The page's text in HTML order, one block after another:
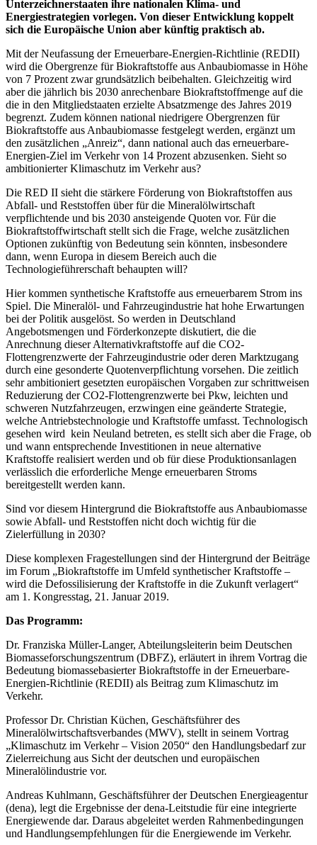
Unterzeichnerstaaten ihre nationalen Klima- und
Energiestrategien vorlegen. Von dieser Entwicklung koppelt
sich die Europäische Union aber künftig praktisch ab.
Mit der Neufassung der Erneuerbare-Energien-Richtlinie (REDII)
wird die Obergrenze für Biokraftstoffe aus Anbaubiomasse in Höhe
von 7 Prozent zwar grundsätzlich beibehalten. Gleichzeitig wird
aber die jährlich bis 2030 anrechenbare Biokraftstoffmenge auf die
die in den Mitgliedstaaten erzielte Absatzmenge des Jahres 2019
begrenzt. Zudem können national niedrigere Obergrenzen für
Biokraftstoffe aus Anbaubiomasse festgelegt werden, ergänzt um
den zusätzlichen „Anreiz“, dann national auch das erneuerbare-
Energien-Ziel im Verkehr von 14 Prozent abzusenken. Sieht so
ambitionierter Klimaschutz im Verkehr aus?
Die RED II sieht die stärkere Förderung von Biokraftstoffen aus
Abfall- und Reststoffen über für die Mineralölwirtschaft
verpflichtende und bis 2030 ansteigende Quoten vor. Für die
Biokraftstoffwirtschaft stellt sich die Frage, welche zusätzlichen
Optionen zukünftig von Bedeutung sein könnten, insbesondere
dann, wenn Europa in diesem Bereich auch die
Technologieführerschaft behaupten will?
Hier kommen synthetische Kraftstoffe aus erneuerbarem Strom ins
Spiel. Die Mineralöl- und Fahrzeugindustrie hat hohe Erwartungen
bei der Politik ausgelöst. So werden in Deutschland
Angebotsmengen und Förderkonzepte diskutiert, die die
Anrechnung dieser Alternativkraftstoffe auf die CO2-
Flottengrenzwerte der Fahrzeugindustrie oder deren Marktzugang
durch eine gesonderte Quotenverpflichtung vorsehen. Die zeitlich
sehr ambitioniert gesetzten europäischen Vorgaben zur schrittweisen
Reduzierung der CO2-Flottengrenzwerte bei Pkw, leichten und
schweren Nutzfahrzeugen, erzwingen eine geänderte Strategie,
welche Antriebstechnologie und Kraftstoffe umfasst. Technologisch
gesehen wird kein Neuland betreten, es stellt sich aber die Frage, ob
und wann entsprechende Investitionen in neue alternative
Kraftstoffe realisiert werden und ob für diese Produktionsanlagen
verlässlich die erforderliche Menge erneuerbaren Stroms
bereitgestellt werden kann.
Sind vor diesem Hintergrund die Biokraftstoffe aus Anbaubiomasse
sowie Abfall- und Reststoffen nicht doch wichtig für die
Zielerfüllung in 2030?
Diese komplexen Fragestellungen sind der Hintergrund der Beiträge
im Forum „Biokraftstoffe im Umfeld synthetischer Kraftstoffe –
wird die Defossilisierung der Kraftstoffe in die Zukunft verlagert“
am 1. Kongresstag, 21. Januar 2019.
Das Programm:
Dr. Franziska Müller-Langer, Abteilungsleiterin beim Deutschen
Biomasseforschungszentrum (DBFZ), erläutert in ihrem Vortrag die
Bedeutung biomassebasierter Biokraftstoffe in der Erneuerbare-
Energien-Richtlinie (REDII) als Beitrag zum Klimaschutz im
Verkehr.
Professor Dr. Christian Küchen, Geschäftsführer des
Mineralölwirtschaftsverbandes (MWV), stellt in seinem Vortrag
„Klimaschutz im Verkehr – Vision 2050“ den Handlungsbedarf zur
Zielerreichung aus Sicht der deutschen und europäischen
Mineralölindustrie vor.
Andreas Kuhlmann, Geschäftsführer der Deutschen Energieagentur
(dena), legt die Ergebnisse der dena-Leitstudie für eine integrierte
Energiewende dar. Daraus abgeleitet werden Rahmenbedingungen
und Handlungsempfehlungen für die Energiewende im Verkehr.